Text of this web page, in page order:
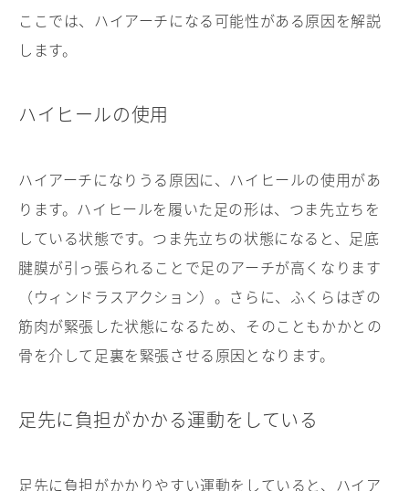
ここでは、ハイアーチになる可能性がある原因を解説
します。
ハイヒールの使用
ハイアーチになりうる原因に、ハイヒールの使用があ
ります。ハイヒールを履いた足の形は、つま先立ちを
している状態です。つま先立ちの状態になると、足底
腱膜が引っ張られることで足のアーチが高くなります
（ウィンドラスアクション）。さらに、ふくらはぎの
筋肉が緊張した状態になるため、そのこともかかとの
骨を介して足裏を緊張させる原因となります。
足先に負担がかかる運動をしている
足先に負担がかかりやすい運動をしていると、ハイア